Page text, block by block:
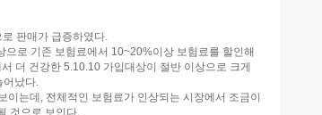
판매가 급증하였다.
로 기존 보험료에서 10~20%이상 보험료를 할인해
더 건강한 5.10.10 가입대상이 절반 이상으로 크게
어났다.
는데, 전체적인 보험료가 인상되는 시장에서 조금이
것으로 보인다.